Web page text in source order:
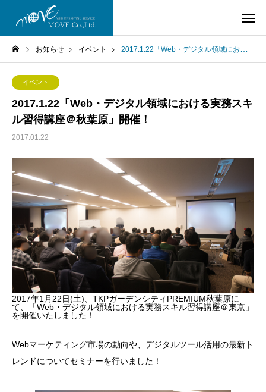
お知らせ イベント 2017.1.22「Web・デジタル領域における実務スキル習得講座＠秋葉原」開催！
イベント
2017.1.22「Web・デジタル領域における実務スキ
ル習得講座＠秋葉原」開催！
2017.01.22
2017年1月22日(土)、TKPガーデンシティPREMIUM秋葉原に
て、「Web・デジタル領域における実務スキル習得講座＠東京」
を開催いたしました！
Webマーケティング市場の動向や、デジタルツール活用の最新ト
レンドについてセミナーを行いました！